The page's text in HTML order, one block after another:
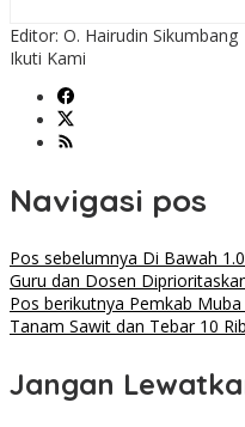
Editor: O. Hairudin Sikumbang
Ikuti Kami
Navigasi pos
Pos sebelumnya Di Bawah
Guru dan Dosen
Pos berikutnya Pemkab
Tanam Sawit dan Tebar 10
Jangan